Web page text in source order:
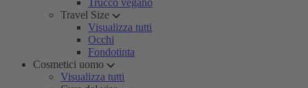
Trucco vegano
Travel Size
Visualizza tutti
Occhi
Fondotinta
Cosmetici uomo
Visualizza tutti